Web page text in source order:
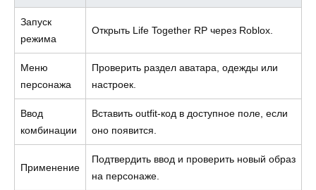
Запуск
режима
Открыть Life Together RP через Roblox.
Меню
персонажа
Проверить раздел аватара, одежды или
настроек.
Ввод
комбинации
Вставить outfit-код в доступное поле, если
оно появится.
Применение
Подтвердить ввод и проверить новый образ
на персонаже.